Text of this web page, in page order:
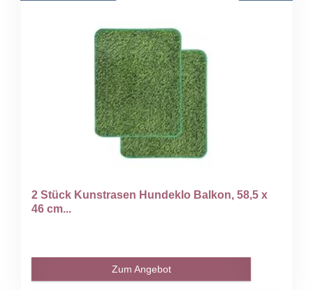
2 Stück Kunstrasen Hundeklo Balkon, 58,5 x
46 cm...
Zum Angebot